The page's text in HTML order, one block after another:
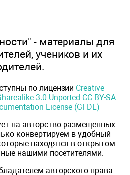
- материалы для
учеников и их
по лицензии Creative
3.0 Unported CC BY-SA
License (GFDL)
на авторство размещенных
конвертируем в удобный
находятся в открытом
нашими посетителями.
авторского права